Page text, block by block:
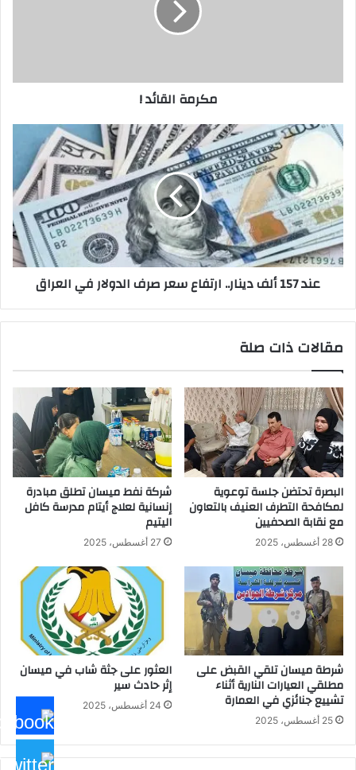
مكرمة القائد !
عند
157
دينار..
ارتفاع
سعر
صرف
الدولار
في
العراقعند 157 ألف دينار.. ارتفاع سعر صرف الدولار في العراق
مقالات ذات صلة
البصرة تحتضن جلسة توعوية
لمكافحة التطرف العنيف بالتعاون
مع نقابة الصحفيين
28 أغسطس، 2025
شركة نفط ميسان تطلق مبادرة
إنسانية لعلاج أيتام مدرسة كافل
اليتيم
27 أغسطس، 2025
شرطة ميسان تلقي القبض على
مطلقي العيارات النارية أثناء
تشييع جنائزي في العمارة
25 أغسطس، 2025
العثور على جثة شاب في ميسان
إثر حادث سير
24 أغسطس، 2025